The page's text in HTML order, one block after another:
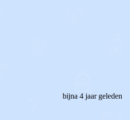
bijna 4 jaar geleden